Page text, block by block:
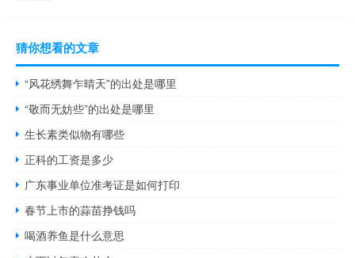
猜你想看的文章
“风花绣舞乍晴天”的出处是哪里
“敬而无妨些”的出处是哪里
生长素类似物有哪些
正科的工资是多少
广东事业单位准考证是如何打印
春节上市的蒜苗挣钱吗
喝酒养鱼是什么意思